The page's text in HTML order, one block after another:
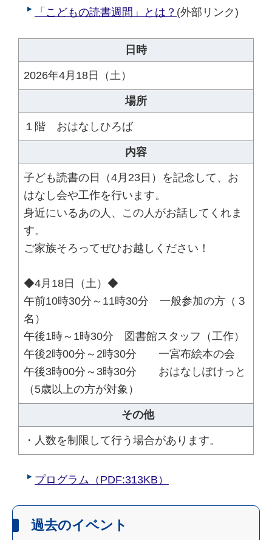
「こどもの読書週間」とは？ (外部リンク)
日時
2026年4月18日（土）
場所
１階 おはなしひろば
内容
子ども読書の日（4月23日）を記念して、お
はなし会や工作を行います。
身近にいるあの人、この人がお話してくれま
す。
ご家族そろってぜひお越しください！
◆4月18日（土）◆
午前10時30分～11時30分 一般参加の方（３
名）
午後1時～1時30分 図書館スタッフ（工作）
午後2時00分～2時30分 一宮布絵本の会
午後3時00分～3時30分 おはなしぽけっと
（5歳以上の方が対象）
その他
・人数を制限して行う場合があります。
プログラム（PDF:313KB）
過去のイベント